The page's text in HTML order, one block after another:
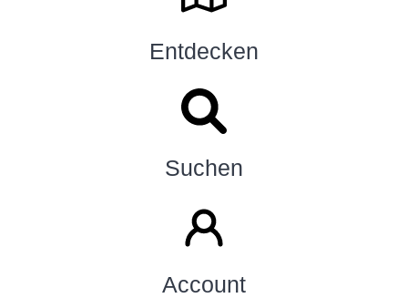
Entdecken
Suchen
Account